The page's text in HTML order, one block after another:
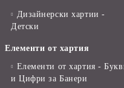
Дизайнерски хартии -
Детски
Елементи от хартия
Елементи от хартия -
и Цифри за Банери